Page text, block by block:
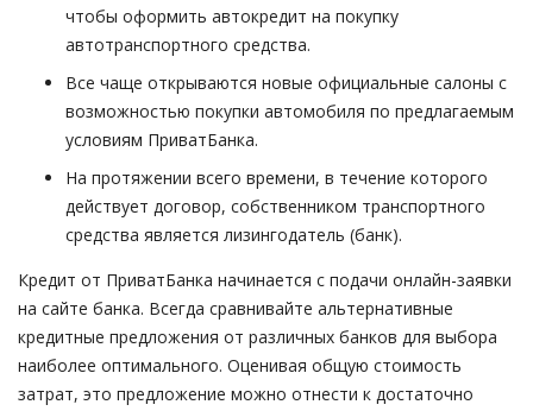
чтобы оформить автокредит на покупку
автотранспортного средства.
Все чаще открываются новые официальные салоны с
возможностью покупки автомобиля по предлагаемым
условиям ПриватБанка.
На протяжении всего времени, в течение которого
действует договор, собственником транспортного
средства является лизингодатель (банк).
Кредит от ПриватБанка начинается с подачи онлайн-заявки
на сайте банка. Всегда сравнивайте альтернативные
кредитные предложения от различных банков для выбора
наиболее оптимального. Оценивая общую стоимость
затрат, это предложение можно отнести к достаточно